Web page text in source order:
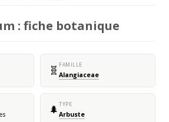
: fiche botanique
🧬 FAMILLE
Alangiaceae
🌲 TYPE
Arbuste